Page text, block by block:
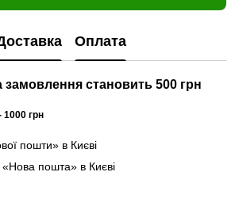
Оплата
замовлення становить 500 грн
1000 грн
пошти» в Києві
пошта» в Києві